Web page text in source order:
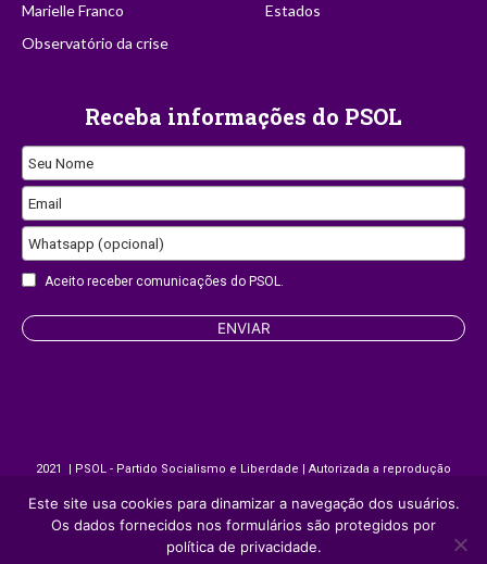
Marielle Franco
Observatório da crise
Estados
Receba informações do PSOL
Seu Nome
Contact
Email
Email
Whatsapp (opcional)
Aceito receber comunicações do PSOL.
ENVIAR
2021 | PSOL - Partido Socialismo e Liberdade | Autorizada a reprodução
desde que citada a fonte.
Site desenvolvido porAppmobi
Este site usa cookies para dinamizar a navegação dos usuários.
Os dados fornecidos nos formulários são protegidos por
política de privacidade.